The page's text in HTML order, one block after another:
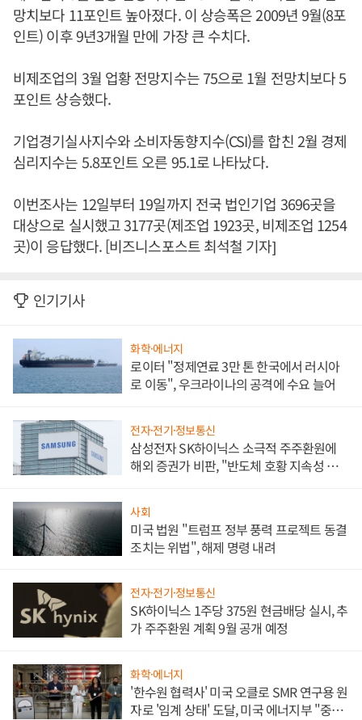
망치보다 11포인트 높아졌다. 이 상승폭은 2009년 9월(8포
인트) 이후 9년3개월 만에 가장 큰 수치다.
비제조업의 3월 업황 전망지수는 75으로 1월 전망치보다 5
포인트 상승했다.
기업경기실사지수와 소비자동향지수(CSI)를 합친 2월 경제
심리지수는 5.8포인트 오른 95.1로 나타났다.
이번조사는 12일부터 19일까지 전국 법인기업 3696곳을
대상으로 실시했고 3177곳(제조업 1923곳, 비제조업 1254
곳)이 응답했다. [비즈니스포스트 최석철 기자]
인기기사
화학·에너지
로이터 "정제연료 3만 톤 한국에서 러시아
로 이동", 우크라이나의 공격에 수요 늘어
전자·전기·정보통신
삼성전자 SK하이닉스 소극적 주주환원에
해외 증권가 비판, "반도체 호황 지속성 의
사회
미국 법원 "트럼프 정부 풍력 프로젝트 동결
조치는 위법", 해제 명령 내려
전자·전기·정보통신
SK하이닉스 1주당 375원 현금배당 실시, 추
가 주주환원 계획 9월 공개 예정
화학·에너지
'한수원 협력사' 미국 오클로 SMR 연구용 원
자로 '임계 상태' 도달, 미국 에너지부 "중요